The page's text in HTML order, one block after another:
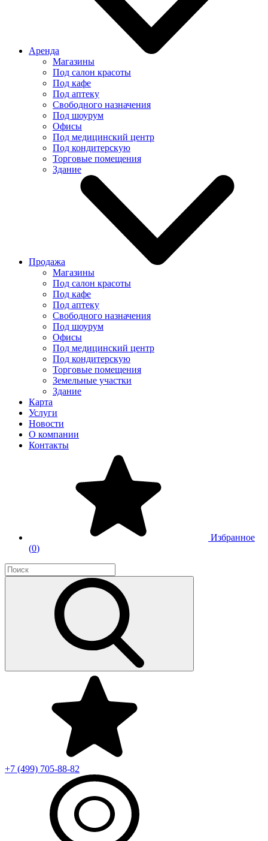
Аренда
Магазины
Под салон красоты
Под кафе
Под аптеку
Свободного назначения
Под шоурум
Офисы
Под медицинский центр
Под кондитерскую
Торговые помещения
Здание
Продажа
Магазины
Под салон красоты
Под кафе
Под аптеку
Свободного назначения
Под шоурум
Офисы
Под медицинский центр
Под кондитерскую
Торговые помещения
Земельные участки
Здание
Карта
Услуги
Новости
О компании
Контакты
Избранное
(0)
+7 (499) 705-88-82